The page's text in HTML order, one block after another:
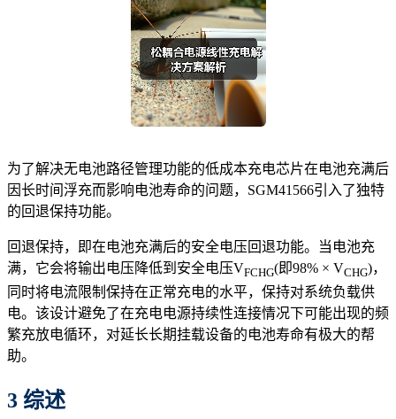
为了解决无电池路径管理功能的低成本充电芯片在电池充满后
因长时间浮充而影响电池寿命的问题，SGM41566引入了独特
的回退保持功能。
回退保持，即在电池充满后的安全电压回退功能。当电池充
满，它会将输出电压降低到安全电压VFCHG(即98% × VCHG)，
同时将电流限制保持在正常充电的水平，保持对系统负载供
电。该设计避免了在充电电源持续性连接情况下可能出现的频
繁充放电循环，对延长长期挂载设备的电池寿命有极大的帮
助。
3 综述